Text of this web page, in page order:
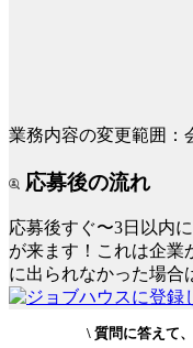
業務内容の変更範囲：
応募後の流れ
応募後すぐ〜3日以内に
が来ます！これは企業
に出られなかった場合
\ 質問に答えて、